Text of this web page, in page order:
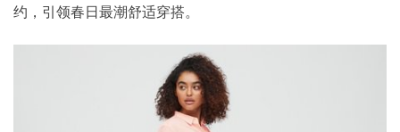
约，引领春日最潮舒适穿搭。